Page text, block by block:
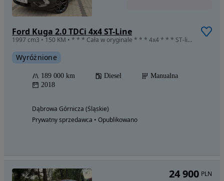
Ford Kuga 2.0 TDCi 4x4 ST-Line
1997 cm3 • 150 KM • * * * Cała w oryginale * * * 4x4 * * * ST-line * * * P i ę k n a !!!
Wyróżnione
189 000 km Diesel
Manualna
2018
Dąbrowa Górnicza (Śląskie)
Prywatny sprzedawca • Opublikowano
24 900 PLN